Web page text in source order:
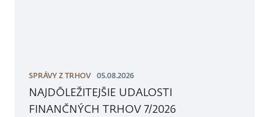
SPRÁVY Z TRHOV 05.08.2026
NAJDÔLEŽITEJŠIE UDALOSTI
FINANČNÝCH TRHOV 7/2026